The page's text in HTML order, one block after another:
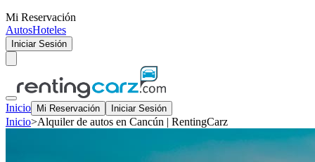
Mi Reservación
AutosHoteles
Iniciar Sesión
Inicio Mi Reservación Iniciar Sesión
Inicio>Alquiler de autos en Cancún | RentingCarz